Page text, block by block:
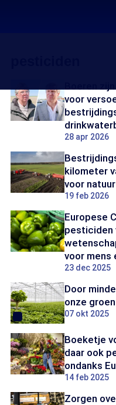
voor
28 apr 2026
kilometer
voor
19 feb 2026
Europese
pesticiden
voor mens
23 dec 2025
Door
onze
07 okt 2025
Boeketje
daar ook
ondanks
14 feb 2025
Zorgen